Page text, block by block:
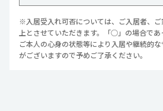
※入居受入れ可否については、ご入居者、
上とさせていただきます。「○」の場合であ
ご本人の心身の状態等により入居や継続的
がございますので予めご了承ください。